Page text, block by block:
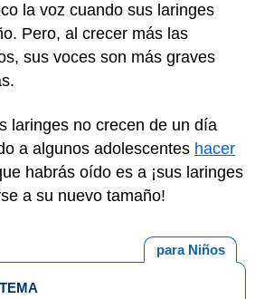
la voz cuando sus laringes
Pero, al crecer más las
sus voces son más graves
laringes no crecen de un día
a algunos adolescentes hacer
habrás oído es a ¡sus laringes
a su nuevo tamaño!
para Niños